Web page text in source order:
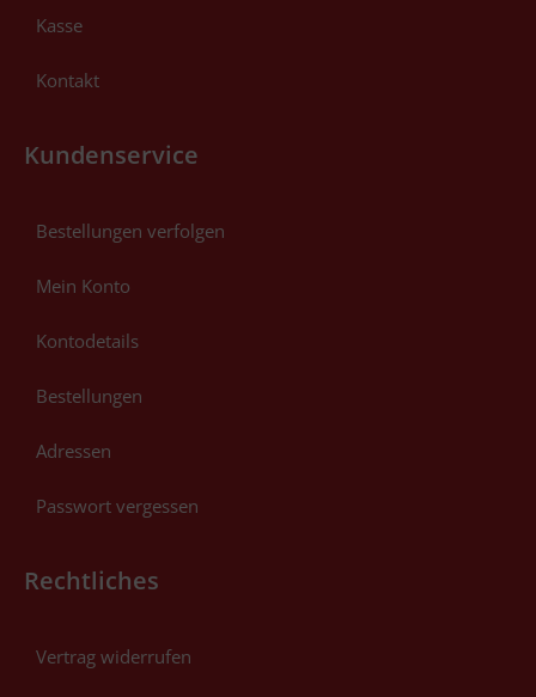
Kasse
Kontakt
Kundenservice
Bestellungen verfolgen
Mein Konto
Kontodetails
Bestellungen
Adressen
Passwort vergessen
Rechtliches
Vertrag widerrufen